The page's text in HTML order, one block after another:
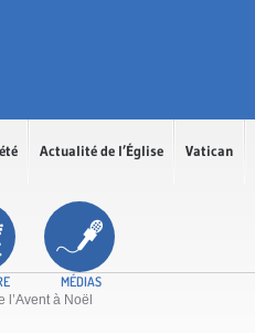
Actualité de l’Église Vatican
MÉDIAS
l’Avent à Noël